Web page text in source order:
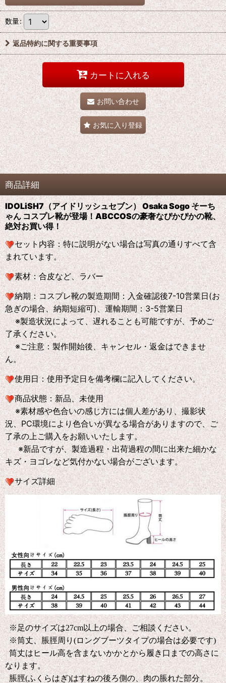
数量:
返品特約に関する重要事項
カートに入れる
お問い合わせ
お気に入り登録
商品詳細
IDOLiSH7（アイドリッシュセブン） Osaka Sogo そーち
ゃん コスプレ靴が登場！ABCCOSの豪奢なぴかぴかの靴、
絶対お買い得！
セット内容：特に説明がない場合は写真の通りすべて含
まれています。
素材：合皮など、ラバー
納期：コスプレ靴の製造期間：入金確認後7-10営業日(お
急ぎの場合、納期短縮可)、運輸期間：3-5営業日
※製造状況によって、遅れることも可能ですが、予めご
了承ください。
※ご注意：製作開始後、キャンセル・返金はできませ
ん。
使用日：使用予定日を備考欄に記入してください。
商品状態：新品、未使用
※素材感や色合いの感じ方には個人差があり、撮影状
況、PC環境により色合いが異なる場合がありますので、ご
了承の上ご購入をお願いいたします。
※新品ですが、製造過程・出荷過程の間に出来た細かな
キズ・ヨゴレなど気付かない場合がございます。
サイズ詳細
※足のサイズは27cm以上の場合、ご相談ください。
※筒丈、脹脛周り(ロングブーツタイプの場合は必要です)
筒丈はヒール高を含まないかかとから履き口までの高さに
なります。
脹脛(ふくらはぎ)はすねの後ろ側の、肉の脹れた部分。